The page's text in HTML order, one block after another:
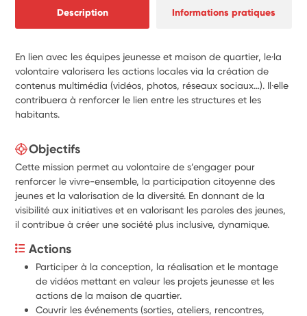
Description Informations pratiques
En lien avec les équipes jeunesse et maison de quartier, le·la
volontaire valorisera les actions locales via la création de
contenus multimédia (vidéos, photos, réseaux sociaux…). Il·elle
contribuera à renforcer le lien entre les structures et les
habitants.
Objectifs
Cette mission permet au volontaire de s’engager pour
renforcer le vivre-ensemble, la participation citoyenne des
jeunes et la valorisation de la diversité. En donnant de la
visibilité aux initiatives et en valorisant les paroles des jeunes,
il contribue à créer une société plus inclusive, dynamique.
Actions
Participer à la conception, la réalisation et le montage
de vidéos mettant en valeur les projets jeunesse et les
actions de la maison de quartier.
Couvrir les événements (sorties, ateliers, rencontres,